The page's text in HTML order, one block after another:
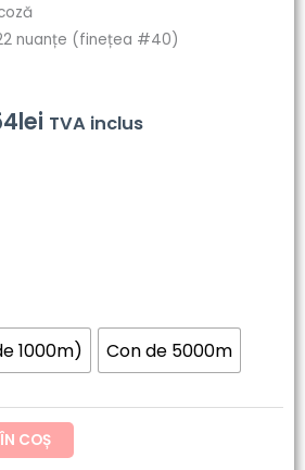
nuanțe (finețea #40)
lei Interval
la
121.54lei
TVA inclus
1000m) Con de 5000m
COȘ